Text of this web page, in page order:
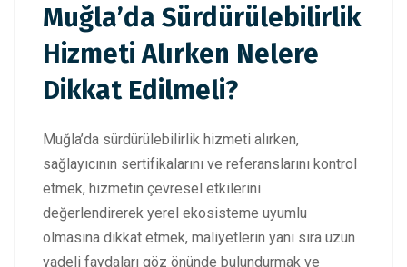
Muğla’da Sürdürülebilirlik
Hizmeti Alırken Nelere
Dikkat Edilmeli?
Muğla’da sürdürülebilirlik hizmeti alırken,
sağlayıcının sertifikalarını ve referanslarını kontrol
etmek, hizmetin çevresel etkilerini
değerlendirerek yerel ekosisteme uyumlu
olmasına dikkat etmek, maliyetlerin yanı sıra uzun
vadeli faydaları göz önünde bulundurmak ve